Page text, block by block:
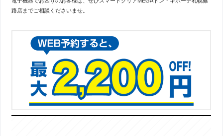
路店までご相談くださいませ。